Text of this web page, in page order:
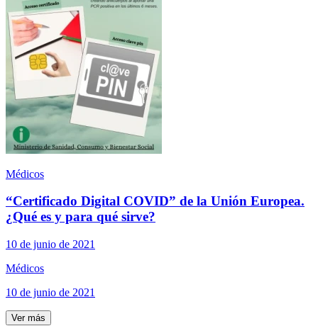
Médicos
“Certificado Digital COVID” de la Unión Europea.
¿Qué es y para qué sirve?
10 de junio de 2021
Médicos
10 de junio de 2021
Ver más